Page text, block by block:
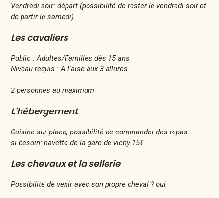
Vendredi soir: départ (possibilité de rester le vendredi soir et
de partir le samedi).
Les cavaliers
Public : Adultes/Familles dès 15 ans
Niveau requis : A l'aise aux 3 allures
2 personnes au maximum
L'hébergement
Cuisine sur place, possibilité de commander des repas
si besoin: navette de la gare de vichy 15€
Les chevaux et la sellerie
Possibilité de venir avec son propre cheval ? oui